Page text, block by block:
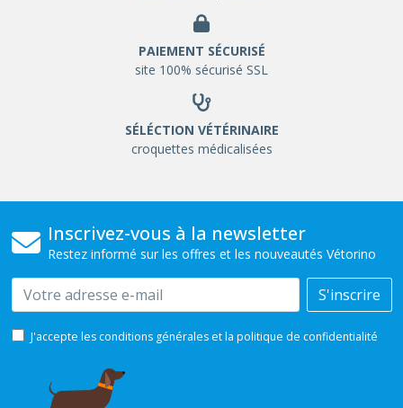
PAIEMENT SÉCURISÉ
site 100% sécurisé SSL
SÉLÉCTION VÉTÉRINAIRE
croquettes médicalisées
Inscrivez-vous à la newsletter
Restez informé sur les offres et les nouveautés Vétorino
Email S'inscrire
J'accepte les conditions générales et la politique de confidentialité